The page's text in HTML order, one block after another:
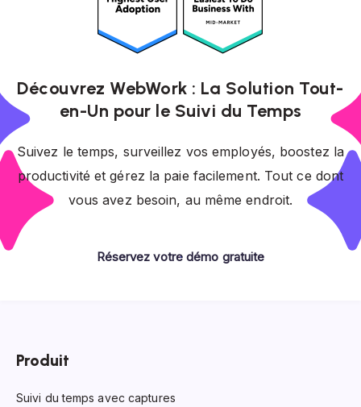
Découvrez WebWork : La Solution Tout-
en-Un pour le Suivi du Temps
Suivez le temps, surveillez vos employés, boostez la
productivité et gérez la paie facilement. Tout ce dont
vous avez besoin, au même endroit.
Réservez votre démo gratuite
Produit
Suivi du temps avec captures